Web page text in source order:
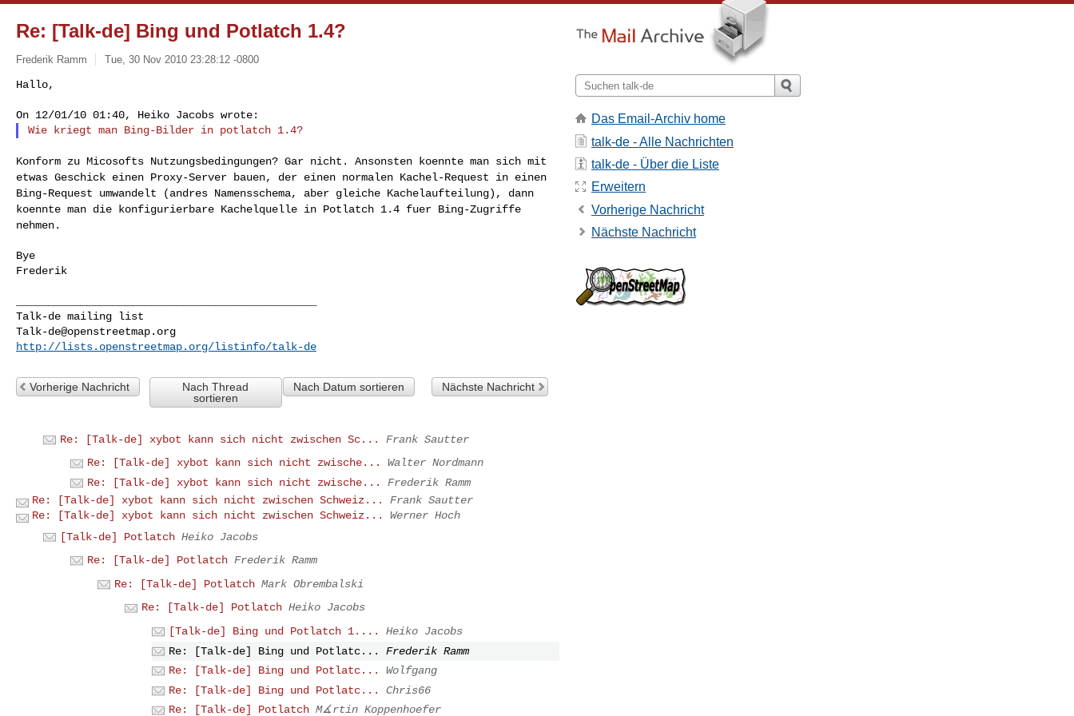
Re: [Talk-de] Bing und Potlatch 1.4?
Frederik Ramm Tue, 30 Nov 2010 23:28:12 -0800
Hallo,
Wie kriegt man Bing-Bilder in potlatch 1.4?
Konform zu Micosofts Nutzungsbedingungen? Gar nicht. Ansonsten koennte man sich mit
etwas Geschick einen Proxy-Server bauen, der einen normalen Kachel-Request in einen
Bing-Request umwandelt (andres Namensschema, aber gleiche Kachelaufteilung), dann
koennte man die konfigurierbare Kachelquelle in Potlatch 1.4 fuer Bing-Zugriffe
nehmen.
Bye
Frederik
Talk-de@openstreetmap.org
http://lists.openstreetmap.org/listinfo/talk-de
Vorherige Nachricht
Nach Thread
sortieren
Nach Datum sortieren Nächste Nachricht
Re: [Talk-de] xybot kann sich nicht zwischen Sc...
Frank Sautter
Re: [Talk-de] xybot kann sich nicht zwische...
Walter Nordmann
Re: [Talk-de] xybot kann sich nicht zwische...
Frederik Ramm
Re: [Talk-de] xybot kann sich nicht zwischen Schweiz...
Frank Sautter
Re: [Talk-de] xybot kann sich nicht zwischen Schweiz...
Werner Hoch
[Talk-de] Potlatch Heiko Jacobs
Re: [Talk-de] Potlatch Frederik Ramm
Re: [Talk-de] Potlatch Mark Obrembalski
Re: [Talk-de] Potlatch Heiko Jacobs
[Talk-de] Bing und Potlatch 1....
Heiko Jacobs
Re: [Talk-de] Bing und Potlatc...
Frederik Ramm
Re: [Talk-de] Bing und Potlatc...
Wolfgang
Re: [Talk-de] Bing und Potlatc...
Chris66
Re: [Talk-de] Potlatch M∡rtin Koppenhoefer
Das Email-Archiv home
talk-de - Alle Nachrichten
talk-de - Über die Liste
Erweitern
Vorherige Nachricht
Nächste Nachricht